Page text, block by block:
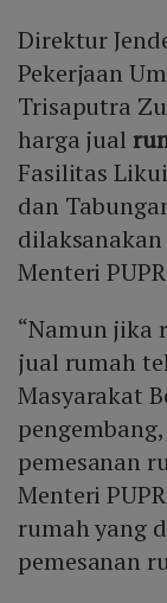
Direktur
Pekerjaan
Trisaputra
harga jual
Fasilitas
dan
Menteri
“Namun jika
jual rumah
Masyarakat
pemesanan
Menteri
rumah yang
pemesanan